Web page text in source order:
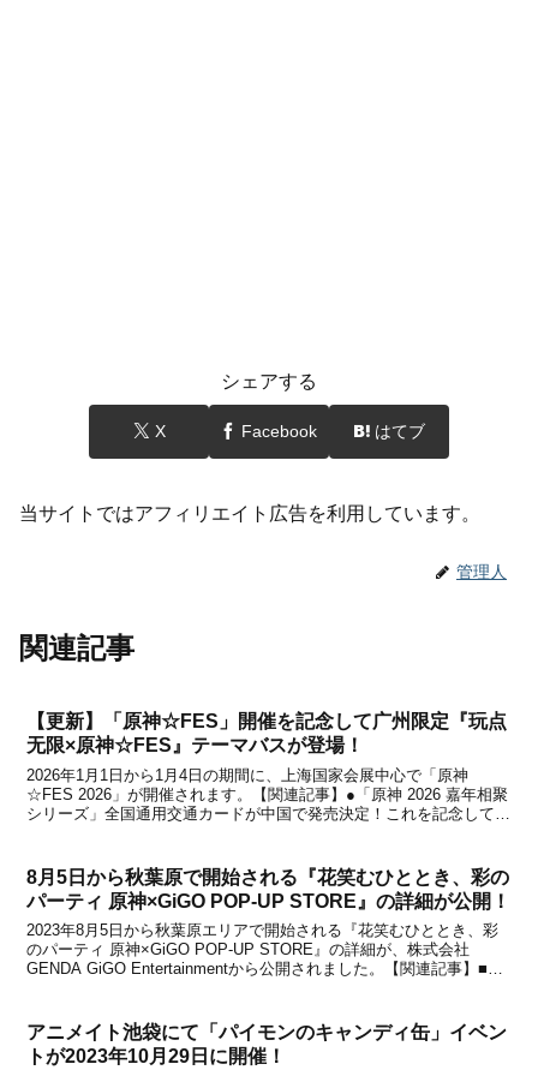
シェアする
X Facebook はてブ
当サイトではアフィリエイト広告を利用しています。
管理人
関連記事
【更新】「原神☆FES」開催を記念して广州限定『玩点
无限×原神☆FES』テーマバスが登場！
2026年1月1日から1月4日の期間に、上海国家会展中心で「原神
☆FES 2026」が開催されます。【関連記事】●「原神 2026 嘉年相聚
シリーズ」全国通用交通カードが中国で発売決定！これを記念して、
8月5日から秋葉原で開始される『花笑むひととき、彩の
パーティ 原神×GiGO POP-UP STORE』の詳細が公開！
2023年8月5日から秋葉原エリアで開始される『花笑むひととき、彩
のパーティ 原神×GiGO POP-UP STORE』の詳細が、株式会社
GENDA GiGO Entertainmentから公開されました。【関連記事】■原
アニメイト池袋にて「パイモンのキャンディ缶」イベン
トが2023年10月29日に開催！